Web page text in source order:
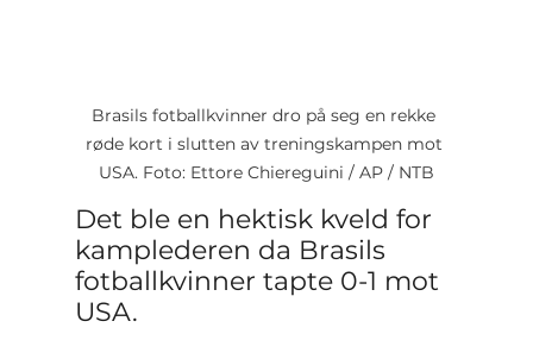
Brasils fotballkvinner dro på seg en rekke
røde kort i slutten av treningskampen mot
USA. Foto: Ettore Chiereguini / AP / NTB
Det ble en hektisk kveld for
kamplederen da Brasils
fotballkvinner tapte 0-1 mot
USA.